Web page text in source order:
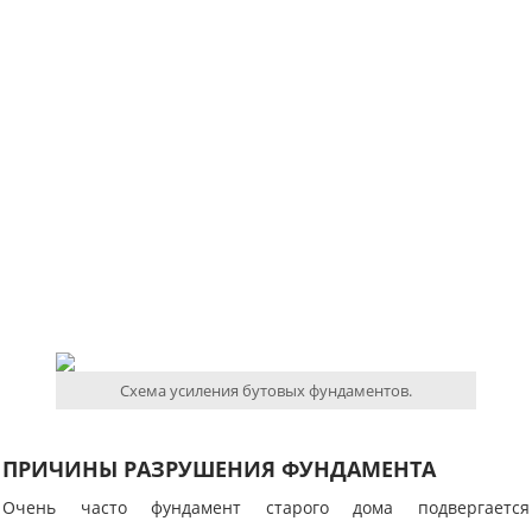
Схема усиления бутовых фундаментов.
ПРИЧИНЫ РАЗРУШЕНИЯ ФУНДАМЕНТА
Очень часто фундамент старого дома подвергается